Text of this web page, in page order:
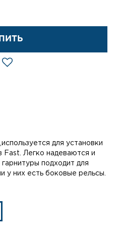
для установки
Fast. Легко надеваются и
подходит для
у них есть боковые рельсы.